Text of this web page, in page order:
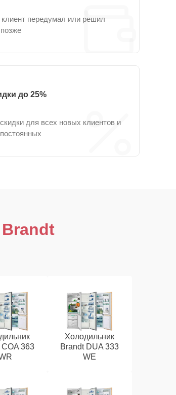
передумал или решил
до 25%
для всех новых клиентов и
COA 363
Холодильник
Brandt DUA 333
WE